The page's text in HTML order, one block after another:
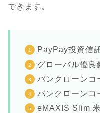
できます。
PayPay投資信
グローバル優良
バンクローンコ
バンクローンコ
eMAXIS Slim